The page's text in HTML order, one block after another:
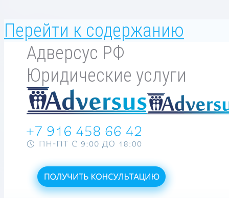
Перейти к содержанию
Адверсус РФ
Юридические услуги